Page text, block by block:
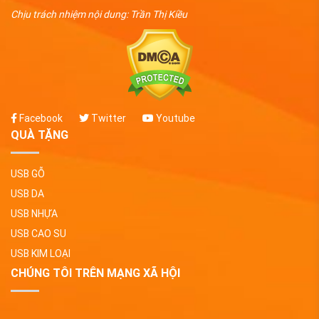
Chịu trách nhiệm nội dung: Trần Thị Kiều
Facebook Twitter Youtube
QUÀ TẶNG
USB GỖ
USB DA
USB NHỰA
USB CAO SU
USB KIM LOẠI
CHÚNG TÔI TRÊN MẠNG XÃ HỘI